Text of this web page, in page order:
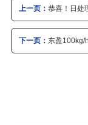
上一页： 恭喜！日处
下一页： 东盈100kg/